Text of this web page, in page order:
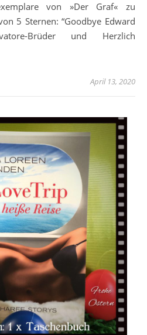
von »Der Graf« zu
5 Sternen: “Goodbye Edward
Brüder und Herzlich
April 13, 2020